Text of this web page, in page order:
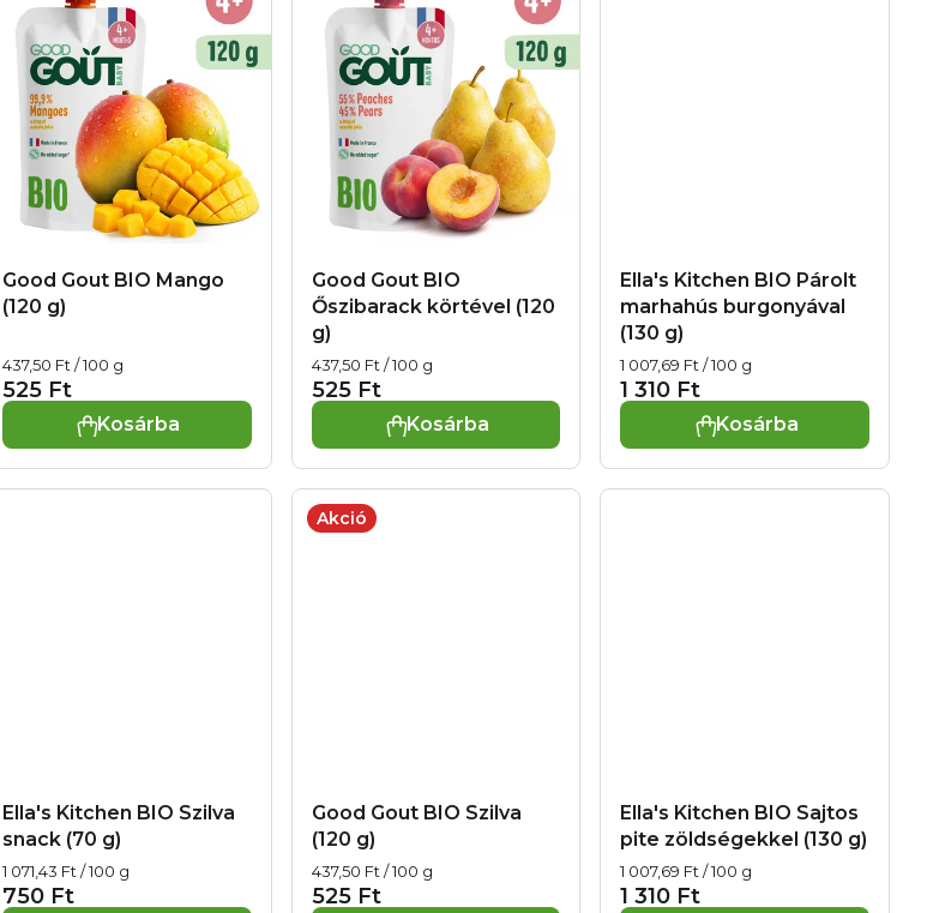
Good Gout BIO Mango
(120 g)
525 Ft
Egységár:
437,50 Ft / 100 g
Kosárba
Good Gout BIO
Őszibarack körtével (120
g)
525 Ft
Egységár:
437,50 Ft / 100 g
Kosárba
Ella's Kitchen BIO Párolt
marhahús burgonyával
(130 g)
1 310 Ft
Egységár:
1 007,69 Ft / 100 g
Kosárba
Ella's Kitchen BIO Szilva
snack (70 g)
750 Ft
Egységár:
1 071,43 Ft / 100 g
Akció
Good Gout BIO Szilva
(120 g)
525 Ft
Egységár:
437,50 Ft / 100 g
Ella's Kitchen BIO Sajtos
pite zöldségekkel (130 g)
1 310 Ft
Egységár:
1 007,69 Ft / 100 g